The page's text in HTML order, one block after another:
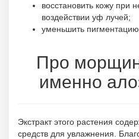
восстановить кожу при
воздействии уф лучей;
уменьшить пигментацию.
Про
именно
Экстракт этого растения
средств для увлажнения.